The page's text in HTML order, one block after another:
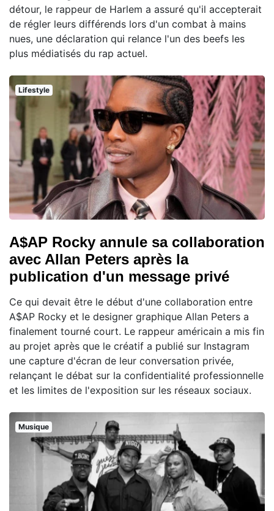
détour, le rappeur de Harlem a assuré qu'il accepterait
de régler leurs différends lors d'un combat à mains
nues, une déclaration qui relance l'un des beefs les
plus médiatisés du rap actuel.
Lifestyle
A$AP Rocky annule sa collaboration
avec Allan Peters après la
publication d'un message privé
Ce qui devait être le début d'une collaboration entre
A$AP Rocky et le designer graphique Allan Peters a
finalement tourné court. Le rappeur américain a mis fin
au projet après que le créatif a publié sur Instagram
une capture d'écran de leur conversation privée,
relançant le débat sur la confidentialité professionnelle
et les limites de l'exposition sur les réseaux sociaux.
Musique